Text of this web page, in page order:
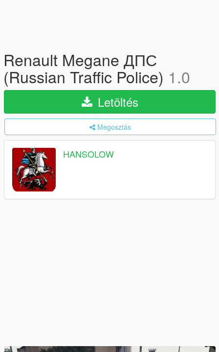
Renault Megane ДПС
(Russian Traffic Police) 1.0
Letöltés
Megosztás
HANSOLOW